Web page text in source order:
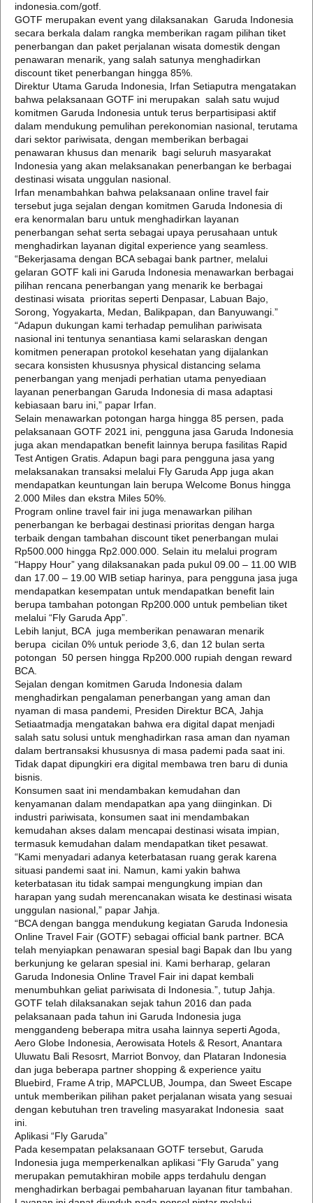
indonesia.com/gotf.
GOTF merupakan event yang dilaksanakan Garuda Indonesia
secara berkala dalam rangka memberikan ragam pilihan tiket
penerbangan dan paket perjalanan wisata domestik dengan
penawaran menarik, yang salah satunya menghadirkan
discount tiket penerbangan hingga 85%.
Direktur Utama Garuda Indonesia, Irfan Setiaputra mengatakan
bahwa pelaksanaan GOTF ini merupakan salah satu wujud
komitmen Garuda Indonesia untuk terus berpartisipasi aktif
dalam mendukung pemulihan perekonomian nasional, terutama
dari sektor pariwisata, dengan memberikan berbagai
penawaran khusus dan menarik bagi seluruh masyarakat
Indonesia yang akan melaksanakan penerbangan ke berbagai
destinasi wisata unggulan nasional.
Irfan menambahkan bahwa pelaksanaan online travel fair
tersebut juga sejalan dengan komitmen Garuda Indonesia di
era kenormalan baru untuk menghadirkan layanan
penerbangan sehat serta sebagai upaya perusahaan untuk
menghadirkan layanan digital experience yang seamless.
“Bekerjasama dengan BCA sebagai bank partner, melalui
gelaran GOTF kali ini Garuda Indonesia menawarkan berbagai
pilihan rencana penerbangan yang menarik ke berbagai
destinasi wisata prioritas seperti Denpasar, Labuan Bajo,
Sorong, Yogyakarta, Medan, Balikpapan, dan Banyuwangi.”
“Adapun dukungan kami terhadap pemulihan pariwisata
nasional ini tentunya senantiasa kami selaraskan dengan
komitmen penerapan protokol kesehatan yang dijalankan
secara konsisten khususnya physical distancing selama
penerbangan yang menjadi perhatian utama penyediaan
layanan penerbangan Garuda Indonesia di masa adaptasi
kebiasaan baru ini,” papar Irfan.
Selain menawarkan potongan harga hingga 85 persen, pada
pelaksanaan GOTF 2021 ini, pengguna jasa Garuda Indonesia
juga akan mendapatkan benefit lainnya berupa fasilitas Rapid
Test Antigen Gratis. Adapun bagi para pengguna jasa yang
melaksanakan transaksi melalui Fly Garuda App juga akan
mendapatkan keuntungan lain berupa Welcome Bonus hingga
2.000 Miles dan ekstra Miles 50%.
Program online travel fair ini juga menawarkan pilihan
penerbangan ke berbagai destinasi prioritas dengan harga
terbaik dengan tambahan discount tiket penerbangan mulai
Rp500.000 hingga Rp2.000.000. Selain itu melalui program
“Happy Hour” yang dilaksanakan pada pukul 09.00 – 11.00 WIB
dan 17.00 – 19.00 WIB setiap harinya, para pengguna jasa juga
mendapatkan kesempatan untuk mendapatkan benefit lain
berupa tambahan potongan Rp200.000 untuk pembelian tiket
melalui “Fly Garuda App”.
Lebih lanjut, BCA juga memberikan penawaran menarik
berupa cicilan 0% untuk periode 3,6, dan 12 bulan serta
potongan 50 persen hingga Rp200.000 rupiah dengan reward
BCA.
Sejalan dengan komitmen Garuda Indonesia dalam
menghadirkan pengalaman penerbangan yang aman dan
nyaman di masa pandemi, Presiden Direktur BCA, Jahja
Setiaatmadja mengatakan bahwa era digital dapat menjadi
salah satu solusi untuk menghadirkan rasa aman dan nyaman
dalam bertransaksi khususnya di masa pademi pada saat ini.
Tidak dapat dipungkiri era digital membawa tren baru di dunia
bisnis.
Konsumen saat ini mendambakan kemudahan dan
kenyamanan dalam mendapatkan apa yang diinginkan. Di
industri pariwisata, konsumen saat ini mendambakan
kemudahan akses dalam mencapai destinasi wisata impian,
termasuk kemudahan dalam mendapatkan tiket pesawat.
“Kami menyadari adanya keterbatasan ruang gerak karena
situasi pandemi saat ini. Namun, kami yakin bahwa
keterbatasan itu tidak sampai mengungkung impian dan
harapan yang sudah merencanakan wisata ke destinasi wisata
unggulan nasional,” papar Jahja.
“BCA dengan bangga mendukung kegiatan Garuda Indonesia
Online Travel Fair (GOTF) sebagai official bank partner. BCA
telah menyiapkan penawaran spesial bagi Bapak dan Ibu yang
berkunjung ke gelaran spesial ini. Kami berharap, gelaran
Garuda Indonesia Online Travel Fair ini dapat kembali
menumbuhkan geliat pariwisata di Indonesia.”, tutup Jahja.
GOTF telah dilaksanakan sejak tahun 2016 dan pada
pelaksanaan pada tahun ini Garuda Indonesia juga
menggandeng beberapa mitra usaha lainnya seperti Agoda,
Aero Globe Indonesia, Aerowisata Hotels & Resort, Anantara
Uluwatu Bali Resosrt, Marriot Bonvoy, dan Plataran Indonesia
dan juga beberapa partner shopping & experience yaitu
Bluebird, Frame A trip, MAPCLUB, Joumpa, dan Sweet Escape
untuk memberikan pilihan paket perjalanan wisata yang sesuai
dengan kebutuhan tren traveling masyarakat Indonesia saat
ini.
Aplikasi “Fly Garuda”
Pada kesempatan pelaksanaan GOTF tersebut, Garuda
Indonesia juga memperkenalkan aplikasi “Fly Garuda” yang
merupakan pemutakhiran mobile apps terdahulu dengan
menghadirkan berbagai pembaharuan layanan fitur tambahan.